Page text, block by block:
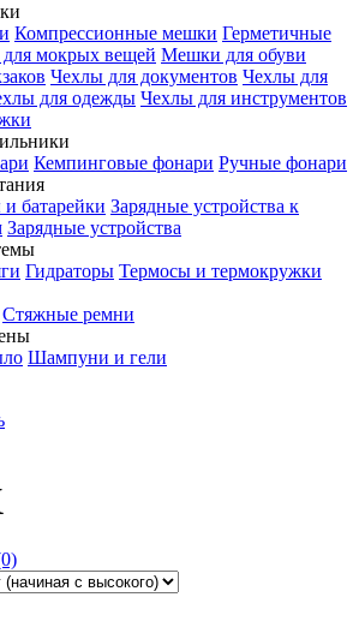
Компрессионные мешки Герметичные
мокрых вещей Мешки для обуви
Чехлы для документов Чехлы для
для одежды Чехлы для инструментов
Кемпинговые фонари Ручные фонари
батарейки Зарядные устройства к
Зарядные устройства
Гидраторы Термосы и термокружки
Стяжные ремни
Шампуни и гели